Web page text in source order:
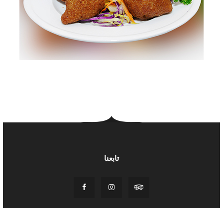
تابعنا